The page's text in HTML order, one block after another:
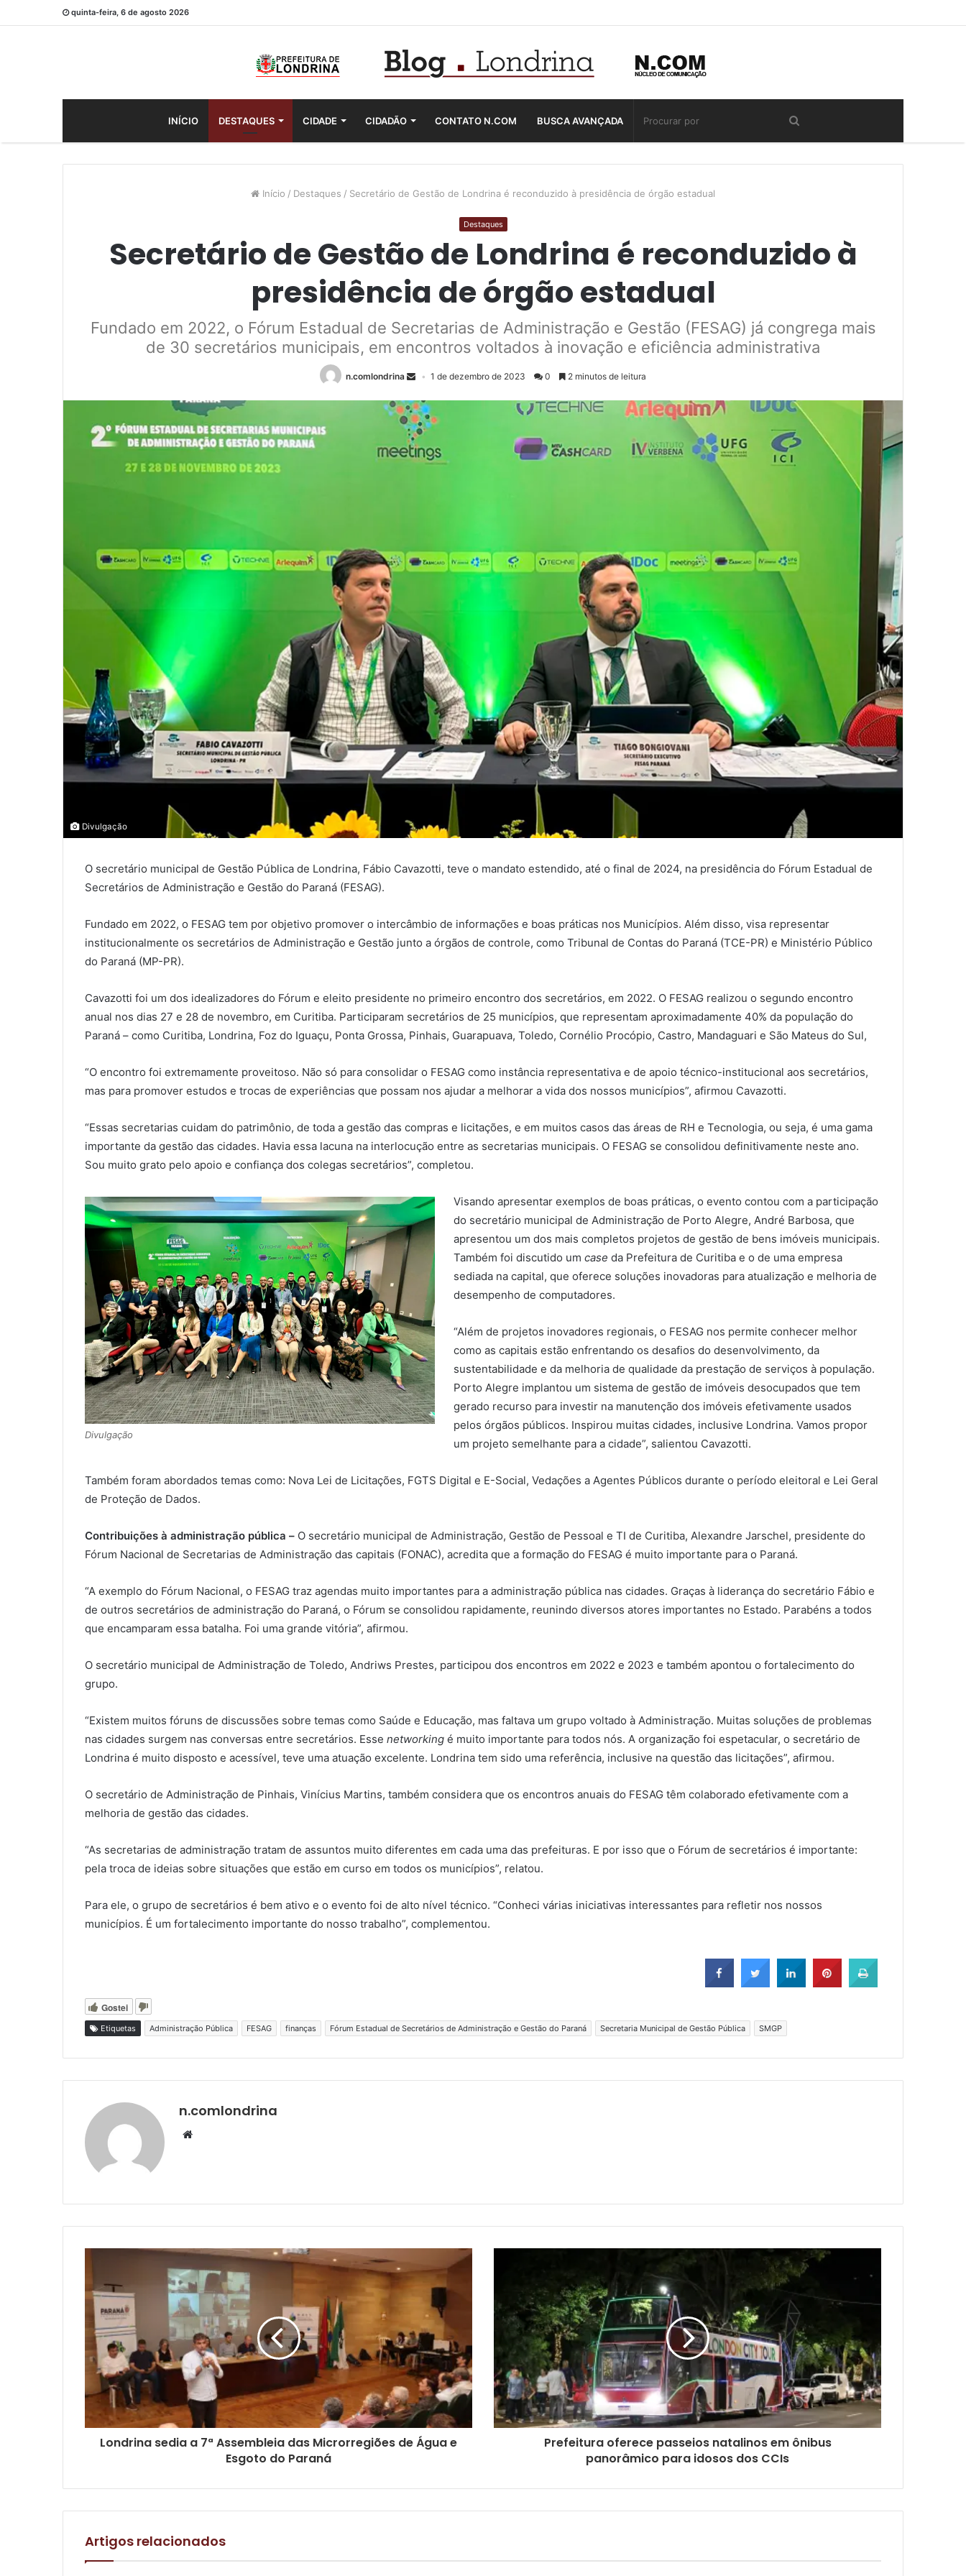
quinta-feira, 6 de agosto 2026
INÍCIO DESTAQUES CIDADE CIDADÃO CONTATO N.COM BUSCA AVANÇADA
Início / Destaques / Secretário de Gestão de Londrina é reconduzido à presidência de órgão estadual
Destaques
Secretário de Gestão de Londrina é reconduzido à
presidência de órgão estadual
Fundado em 2022, o Fórum Estadual de Secretarias de Administração e Gestão (FESAG) já congrega mais
de 30 secretários municipais, em encontros voltados à inovação e eficiência administrativa
n.comlondrina 1 de dezembro de 2023 0 2 minutos de leitura
Divulgação
O secretário municipal de Gestão Pública de Londrina, Fábio Cavazotti, teve o mandato estendido, até o final de 2024, na presidência do Fórum Estadual de
Secretários de Administração e Gestão do Paraná (FESAG).
Fundado em 2022, o FESAG tem por objetivo promover o intercâmbio de informações e boas práticas nos Municípios. Além disso, visa representar
institucionalmente os secretários de Administração e Gestão junto a órgãos de controle, como Tribunal de Contas do Paraná (TCE-PR) e Ministério Público
do Paraná (MP-PR).
Cavazotti foi um dos idealizadores do Fórum e eleito presidente no primeiro encontro dos secretários, em 2022. O FESAG realizou o segundo encontro
anual nos dias 27 e 28 de novembro, em Curitiba. Participaram secretários de 25 municípios, que representam aproximadamente 40% da população do
Paraná – como Curitiba, Londrina, Foz do Iguaçu, Ponta Grossa, Pinhais, Guarapuava, Toledo, Cornélio Procópio, Castro, Mandaguari e São Mateus do Sul,
“O encontro foi extremamente proveitoso. Não só para consolidar o FESAG como instância representativa e de apoio técnico-institucional aos secretários,
mas para promover estudos e trocas de experiências que possam nos ajudar a melhorar a vida dos nossos municípios”, afirmou Cavazotti.
“Essas secretarias cuidam do patrimônio, de toda a gestão das compras e licitações, e em muitos casos das áreas de RH e Tecnologia, ou seja, é uma gama
importante da gestão das cidades. Havia essa lacuna na interlocução entre as secretarias municipais. O FESAG se consolidou definitivamente neste ano.
Sou muito grato pelo apoio e confiança dos colegas secretários”, completou.
Divulgação
Visando apresentar exemplos de boas práticas, o evento contou com a participação
do secretário municipal de Administração de Porto Alegre, André Barbosa, que
apresentou um dos mais completos projetos de gestão de bens imóveis municipais.
Também foi discutido umcase da Prefeitura de Curitiba e o de uma empresa
sediada na capital, que oferece soluções inovadoras para atualização e melhoria de
desempenho de computadores.
“Além de projetos inovadores regionais, o FESAG nos permite conhecer melhor
como as capitais estão enfrentando os desafios do desenvolvimento, da
sustentabilidade e da melhoria de qualidade da prestação de serviços à população.
Porto Alegre implantou um sistema de gestão de imóveis desocupados que tem
gerado recurso para investir na manutenção dos imóveis efetivamente usados
pelos órgãos públicos. Inspirou muitas cidades, inclusive Londrina. Vamos propor
um projeto semelhante para a cidade”, salientou Cavazotti.
Também foram abordados temas como: Nova Lei de Licitações, FGTS Digital e E-Social, Vedações a Agentes Públicos durante o período eleitoral e Lei Geral
de Proteção de Dados.
Contribuições à administração pública – O secretário municipal de Administração, Gestão de Pessoal e TI de Curitiba, Alexandre Jarschel, presidente do
Fórum Nacional de Secretarias de Administração das capitais (FONAC), acredita que a formação do FESAG é muito importante para o Paraná.
“A exemplo do Fórum Nacional, o FESAG traz agendas muito importantes para a administração pública nas cidades. Graças à liderança do secretário Fábio e
de outros secretários de administração do Paraná, o Fórum se consolidou rapidamente, reunindo diversos atores importantes no Estado. Parabéns a todos
que encamparam essa batalha. Foi uma grande vitória”, afirmou.
O secretário municipal de Administração de Toledo, Andriws Prestes, participou dos encontros em 2022 e 2023 e também apontou o fortalecimento do
grupo.
“Existem muitos fóruns de discussões sobre temas como Saúde e Educação, mas faltava um grupo voltado à Administração. Muitas soluções de problemas
nas cidades surgem nas conversas entre secretários. Esse networking é muito importante para todos nós. A organização foi espetacular, o secretário de
Londrina é muito disposto e acessível, teve uma atuação excelente. Londrina tem sido uma referência, inclusive na questão das licitações”, afirmou.
O secretário de Administração de Pinhais, Vinícius Martins, também considera que os encontros anuais do FESAG têm colaborado efetivamente com a
melhoria de gestão das cidades.
“As secretarias de administração tratam de assuntos muito diferentes em cada uma das prefeituras. E por isso que o Fórum de secretários é importante:
pela troca de ideias sobre situações que estão em curso em todos os municípios”, relatou.
Para ele, o grupo de secretários é bem ativo e o evento foi de alto nível técnico. “Conheci várias iniciativas interessantes para refletir nos nossos
municípios. É um fortalecimento importante do nosso trabalho”, complementou.
Gostei
Etiquetas Administração Pública FESAG finanças Fórum Estadual de Secretários de Administração e Gestão do Paraná Secretaria Municipal de Gestão Pública SMGP
n.comlondrina
Website
Londrina sedia a 7ª Assembleia das Microrregiões de Água e
Esgoto do Paraná
Prefeitura oferece passeios natalinos em ônibus
panorâmico para idosos dos CCIs
Artigos relacionados